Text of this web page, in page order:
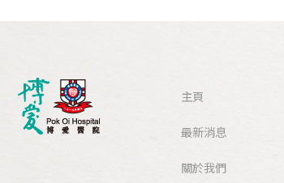
主頁
最新消息
關於我們